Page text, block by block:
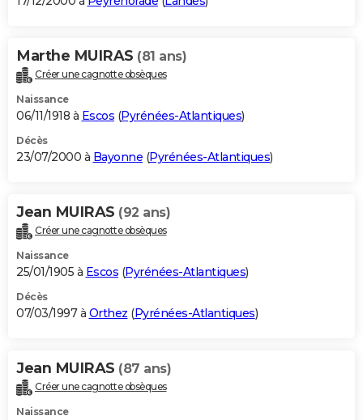
Marthe MUIRAS (81 ans)
Créer une cagnotte obsèques
Naissance
06/11/1918 à Escos (Pyrénées-Atlantiques)
Décès
23/07/2000 à Bayonne (Pyrénées-Atlantiques)
Jean MUIRAS (92 ans)
Créer une cagnotte obsèques
Naissance
25/01/1905 à Escos (Pyrénées-Atlantiques)
Décès
07/03/1997 à Orthez (Pyrénées-Atlantiques)
Jean MUIRAS (87 ans)
Créer une cagnotte obsèques
Naissance